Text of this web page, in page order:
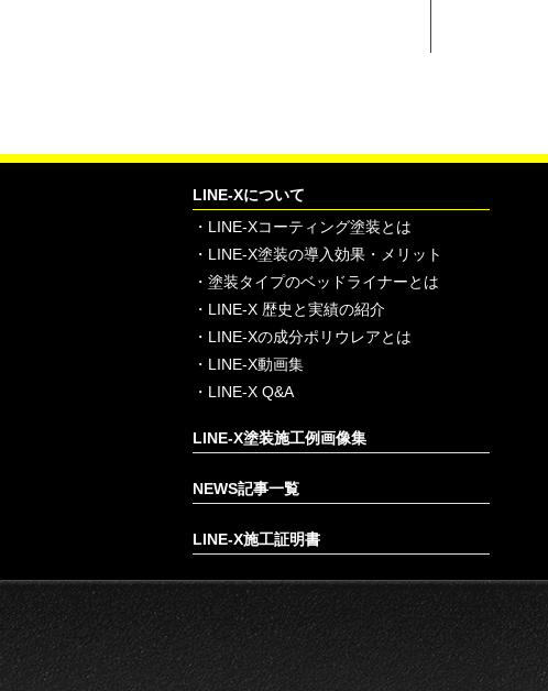
LINE-Xについて
・ LINE-Xコーティング塗装とは
・ LINE-X塗装の導入効果・メリット
・塗装タイプのベッドライナーとは
・ LINE-X 歴史と実績の紹介
・ LINE-Xの成分ポリウレアとは
・ LINE-X動画集
・ LINE-X Q&A
LINE-X塗装施工例画像集
NEWS記事一覧
LINE-X施工証明書